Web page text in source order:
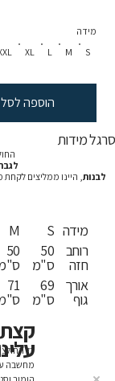
S
M
L
XL
מידה
הוספה לסל
סרגל מידות
לבנות, היינו ממליצים
M
50
71
S
50
ס"מ
69
ס"מ
מידה
רוחב
חזה
אורך
גוף
כל
מחשבה
הומור
קצת